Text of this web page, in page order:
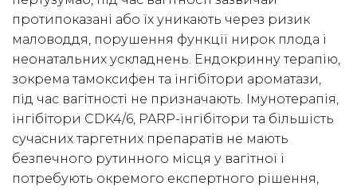
протипоказані або їх уникають через ризик
маловоддя, порушення функції нирок плода і
неонатальних ускладнень. Ендокринну терапію,
зокрема тамоксифен та інгібітори ароматази,
під час вагітності не призначають. Імунотерапія,
інгібітори CDK4/6, PARP-інгібітори та більшість
сучасних таргетних препаратів не мають
безпечного рутинного місця у вагітної і
потребують окремого експертного рішення,